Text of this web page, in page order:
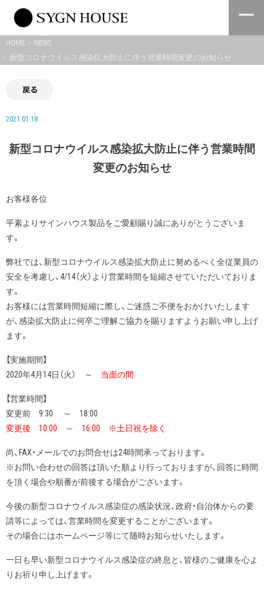
content
HOME
NEWS
新型コロナウイルス感染拡大防止に伴う営業時間変更のお知らせ
戻る
2021.01.18
新型コロナウイルス感染拡大防止に伴う営業時間
変更のお知らせ
お客様各位
平素よりサインハウス製品をご愛顧賜り誠にありがとうございま
す。
弊社では、新型コロナウイルス感染拡大防止に努めるべく全従業員の
安全を考慮し、4/14（火）より営業時間を短縮させていただいておりま
す。
お客様には営業時間短縮に際し、ご迷惑ご不便をおかけいたします
が、感染拡大防止に何卒ご理解ご協力を賜りますようお願い申し上げ
ます。
【実施期間】
2020年4月14日（火） ～ 当面の間
【営業時間】
変更前 9:30 ～ 18:00
変更後 10:00 ～ 16:00 ※土日祝を除く
尚、FAX・メールでのお問合せは24時間承っております。
※お問い合わせの回答は頂いた順より行っておりますが、回答に時間
を頂く場合や順番が前後する場合がございます。
今後の新型コロナウイルス感染症の感染状況、政府・自治体からの要
請等によっては、営業時間を変更することがございます。
その場合にはホームページ等にて随時お知らせいたします。
一日も早い新型コロナウイルス感染症の終息と、皆様のご健康を心よ
りお祈り申し上げます。